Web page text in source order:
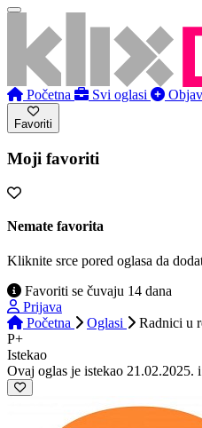
Početna Svi oglasi
Favoriti
Moji favoriti
Nemate favorita
Kliknite srce pored oglasa da
Favoriti se čuvaju 14 dana
Prijava
Početna
Oglasi
Radnici u
P+
Istekao
Ovaj oglas je istekao 21.02.2025.